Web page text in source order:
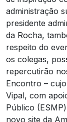
administração
presidente
da Rocha,
respeito do
os colegas,
repercutirão
Encontro –
Vipal, com
Público
novo site da